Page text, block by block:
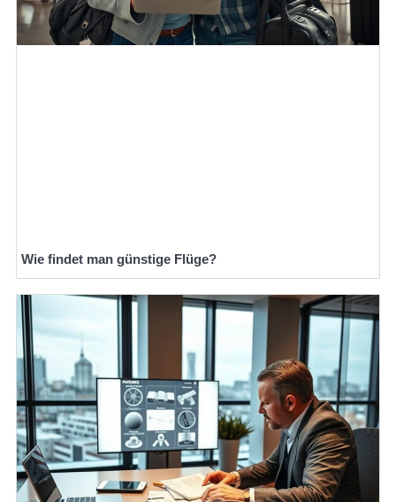
Wie findet man günstige Flüge?